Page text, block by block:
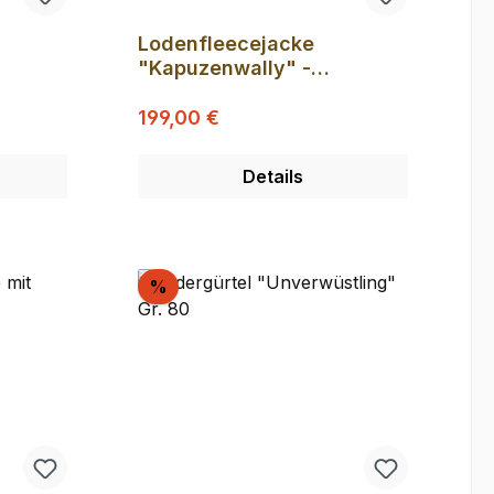
Lodenfleecejacke
"Kapuzenwally" -
Produktionsmuster)
Verkaufspreis:
199,00 €
Details
% Rabatt